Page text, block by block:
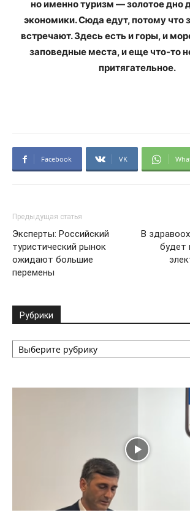
но именно туризм — золотое дно
экономики. Сюда едут, потому что
встречают. Здесь есть и горы, и
заповедные места, и еще что-то
притягательное.
Facebook VK
Предыдущая статья
Эксперты: Российский
туристический рынок
ожидают большие
перемены
В
будет
Рубрики
Рубрики